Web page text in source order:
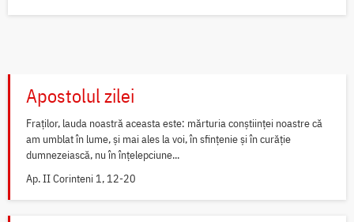
Apostolul zilei
Fraților, lauda noastră aceasta este: mărturia conștiinței noastre că
am umblat în lume, și mai ales la voi, în sfințenie și în curăție
dumnezeiască, nu în înțelepciune...
Ap. II Corinteni 1, 12-20